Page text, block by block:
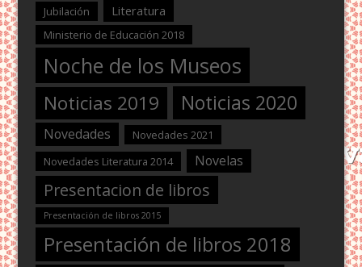
Jubilación
Literatura
Ministerio de Educación 2018
Noche de los Museos
Noticias 2019 Noticias 2020
Novedades
Novedades 2021
Novedades Literatura 2014
Novelas
Presentacion de libros
Presentación de libros 2015
Presentación de libros 2018